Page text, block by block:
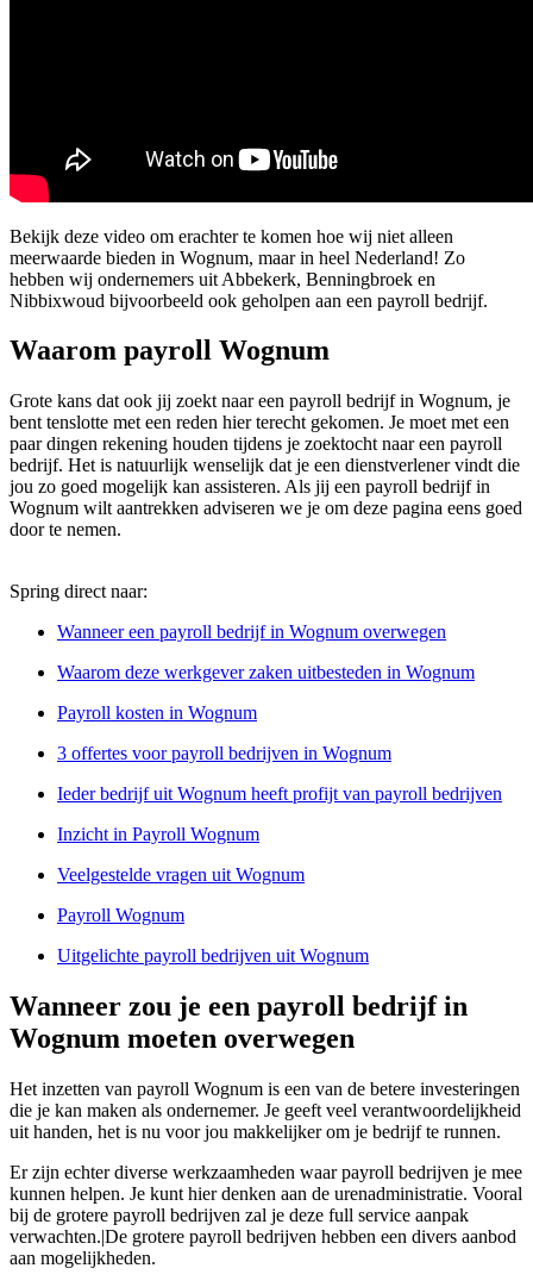
Bekijk deze video om erachter te komen hoe wij niet alleen
meerwaarde bieden in Wognum, maar in heel Nederland! Zo
hebben wij ondernemers uit Abbekerk, Benningbroek en
Nibbixwoud bijvoorbeeld ook geholpen aan een payroll bedrijf.
Waarom payroll Wognum
Grote kans dat ook jij zoekt naar een payroll bedrijf in Wognum, je
bent tenslotte met een reden hier terecht gekomen. Je moet met een
paar dingen rekening houden tijdens je zoektocht naar een payroll
bedrijf. Het is natuurlijk wenselijk dat je een dienstverlener vindt die
jou zo goed mogelijk kan assisteren. Als jij een payroll bedrijf in
Wognum wilt aantrekken adviseren we je om deze pagina eens goed
door te nemen.
Spring direct naar:
Wanneer een payroll bedrijf in Wognum overwegen
Waarom deze werkgever zaken uitbesteden in Wognum
Payroll kosten in Wognum
3 offertes voor payroll bedrijven in Wognum
Ieder bedrijf uit Wognum heeft profijt van payroll bedrijven
Inzicht in Payroll Wognum
Veelgestelde vragen uit Wognum
Payroll Wognum
Uitgelichte payroll bedrijven uit Wognum
Wanneer zou je een payroll bedrijf in
Wognum moeten overwegen
Het inzetten van payroll Wognum is een van de betere investeringen
die je kan maken als ondernemer. Je geeft veel verantwoordelijkheid
uit handen, het is nu voor jou makkelijker om je bedrijf te runnen.
Er zijn echter diverse werkzaamheden waar payroll bedrijven je mee
kunnen helpen. Je kunt hier denken aan de urenadministratie. Vooral
bij de grotere payroll bedrijven zal je deze full service aanpak
verwachten.|De grotere payroll bedrijven hebben een divers aanbod
aan mogelijkheden.